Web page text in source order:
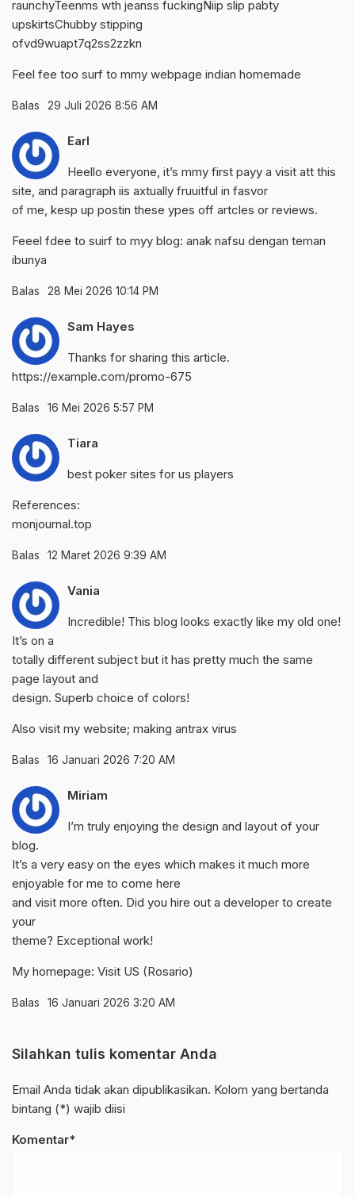
raunchyTeenms wth jeanss fuckingNiip slip pabty
upskirtsChubby stipping
ofvd9wuapt7q2ss2zzkn
Feel fee too surf to mmy webpage indian homemade
Balas 29 Juli 2026 8:56 AM
Earl
Heello everyone, it’s mmy first payy a visit att this
site, and paragraph iis axtually fruuitful in fasvor
of me, kesp up postin these ypes off artcles or reviews.
Feeel fdee to suirf to myy blog: anak nafsu dengan teman
ibunya
Balas 28 Mei 2026 10:14 PM
Sam Hayes
Thanks for sharing this article.
https://example.com/promo-675
Balas 16 Mei 2026 5:57 PM
Tiara
best poker sites for us players
References:
monjournal.top
Balas 12 Maret 2026 9:39 AM
Vania
Incredible! This blog looks exactly like my old one!
It’s on a
totally different subject but it has pretty much the same
page layout and
design. Superb choice of colors!
Also visit my website; making antrax virus
Balas 16 Januari 2026 7:20 AM
Miriam
I’m truly enjoying the design and layout of your
blog.
It’s a very easy on the eyes which makes it much more
enjoyable for me to come here
and visit more often. Did you hire out a developer to create
your
theme? Exceptional work!
My homepage: Visit US (Rosario)
Balas 16 Januari 2026 3:20 AM
Silahkan tulis komentar Anda
Email Anda tidak akan dipublikasikan. Kolom yang bertanda
bintang (*) wajib diisi
Komentar*